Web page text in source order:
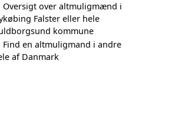
Oversigt over altmuligmænd i
Falster eller hele
kommune
Find en altmuligmand i andre
af Danmark